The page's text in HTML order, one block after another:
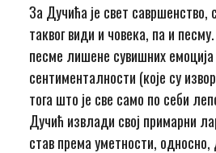
За Дучића је свет
таквог види и човека, па и
песме лишене сувишних
сентименталности (које су
тога што је све само по себи
Дучић извлади свој примарни
став према уметности, односно,